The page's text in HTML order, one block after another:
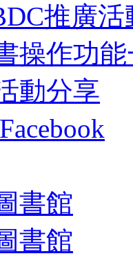
推廣活
操作功
動分享
書館
書館